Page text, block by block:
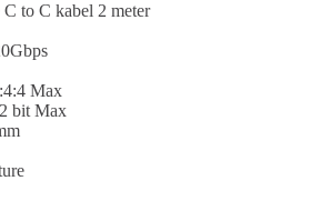
to C kabel 2 meter
Max
bit Max